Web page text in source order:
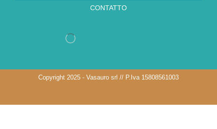
CONTATTO
Copyright 2025 - Vasauro srl // P.Iva 15808561003